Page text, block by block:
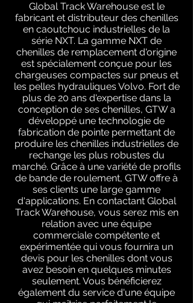
Global Track Warehouse est le
fabricant et distributeur des chenilles
en caoutchouc industrielles de la
série NXT. La gamme NXT de
chenilles de remplacement d'origine
est spécialement conçue pour les
chargeuses compactes sur pneus et
les pelles hydrauliques Volvo. Fort de
plus de 20 ans d'expertise dans la
conception de ses chenilles, GTW a
développé une technologie de
fabrication de pointe permettant de
produire les chenilles industrielles de
rechange les plus robustes du
marché. Grâce à une variété de profils
de bande de roulement, GTW offre à
ses clients une large gamme
d'applications. En contactant Global
Track Warehouse, vous serez mis en
relation avec une équipe
commerciale compétente et
expérimentée qui vous fournira un
devis pour les chenilles dont vous
avez besoin en quelques minutes
seulement. Vous bénéficierez
également du service d'une équipe